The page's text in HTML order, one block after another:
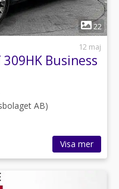
22
12 maj
309HK Business
AB)
Visa mer